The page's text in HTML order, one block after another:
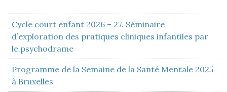
Cycle court enfant 2026 – 27. Séminaire
d’exploration des pratiques cliniques infantiles par
le psychodrame
Programme de la Semaine de la Santé Mentale 2025
à Bruxelles